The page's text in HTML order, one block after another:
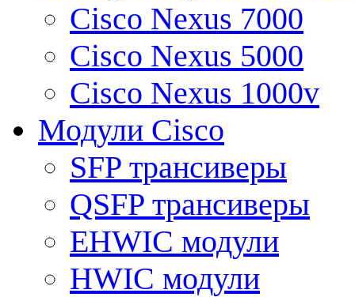
Cisco Nexus 7000
Cisco Nexus 5000
Cisco Nexus 1000v
Модули Cisco
SFP трансиверы
QSFP трансиверы
EHWIC модули
HWIC модули